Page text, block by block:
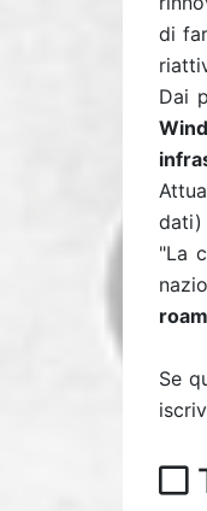
di
Dai
Wind
dati)
"La
Se